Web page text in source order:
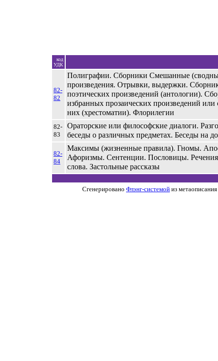
код
УДК
82-
82
Полиграфии. Сборники Смешанные
произведения. Отрывки, выдержки.
поэтических произведений (антологии).
избранных прозаических произведений или
них (хрестоматии). Флорилегии
82-
83
Ораторские или философские диалоги.
беседы о различных предметах. Беседы на
82-
84
Максимы (жизненные правила). Гномы.
Афоризмы. Сентенции. Пословицы.
слова. Застольные рассказы
Сгенерировано Флэнг-системой из